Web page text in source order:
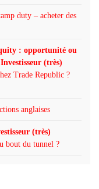
duty – acheter des
: opportunité ou
(très)
Trade Republic ?
anglaises
(très)
bout du tunnel ?